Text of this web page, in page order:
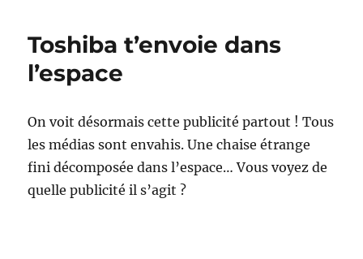
Serum
veut
plus
beaux
Toshiba t’envoie dans
l’espace
On voit désormais cette publicité partout ! Tous
les médias sont envahis. Une chaise étrange
fini décomposée dans l’espace… Vous voyez de
quelle publicité il s’agit ?